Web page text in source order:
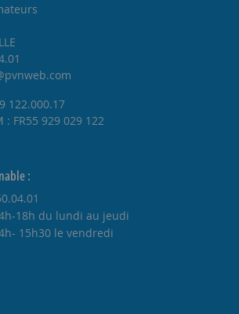
122.000.17
: FR55 929 029 122
:
18h du lundi au jeudi
15h30 le vendredi